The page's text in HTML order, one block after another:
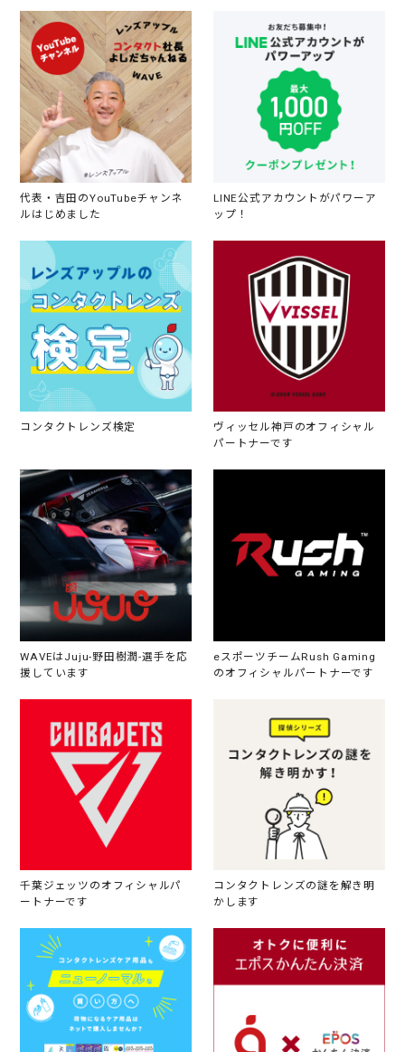
代表・吉田のYouTubeチャンネ
ルはじめました
LINE公式アカウントがパワーア
ップ！
コンタクトレンズ検定
ヴィッセル神戸のオフィシャル
パートナーです
WAVEはJuju-野田樹潤-選手を応
援しています
eスポーツチームRush Gaming
のオフィシャルパートナーです
千葉ジェッツのオフィシャルパ
ートナーです
コンタクトレンズの謎を解き明
かします